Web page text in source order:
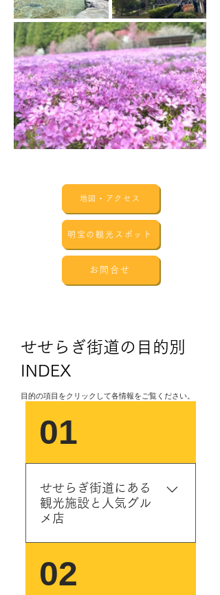
地図・アクセス
明宝の観光スポット
お問合せ
せせらぎ街道の目的別
INDEX
​目的の項目をクリックして各情報をご覧ください。
01
せせらぎ街道にある
観光施設と人気グル
メ店
寄れる休憩所やトイレを備
え、地元のグルメ・ラン
02